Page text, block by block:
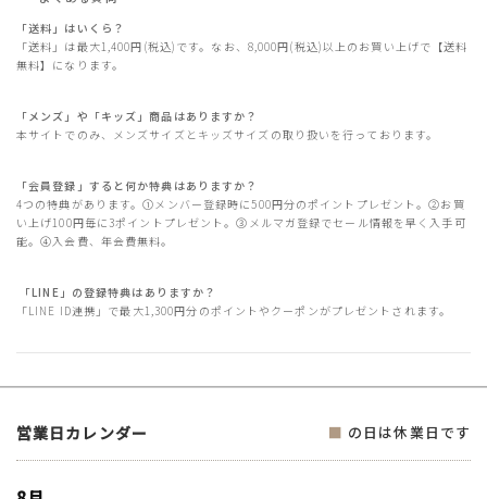
「送料」はいくら？
「送料」は最大1,400円(税込)です。なお、8,000円(税込)以上のお買い上げで【送料
無料】になります。
「メンズ」や「キッズ」商品はありますか？
本サイトでのみ、メンズサイズとキッズサイズの取り扱いを行っております。
「会員登録」すると何か特典はありますか？
4つの特典があります。①メンバー登録時に500円分のポイントプレゼント。②お買
い上げ100円毎に3ポイントプレゼント。③メルマガ登録でセール情報を早く入手可
能。④入会費、年会費無料。
「LINE」の登録特典はありますか？
「LINE ID連携」で最大1,300円分のポイントやクーポンがプレゼントされます。
営業日カレンダー ■ の日は休業日です